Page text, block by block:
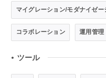
マイグレーション/モダナイゼー
コラボレーション 運用管理
● ツール